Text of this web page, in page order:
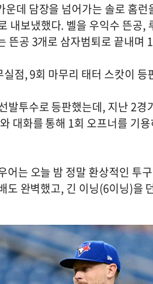
데 담장을 넘어가는 솔로 홈
내보냈했다. 벨을 우익수 뜬공,
뜬공 3개로 삼자범퇴로 끝내며
점, 9회 마무리 태터 스캇이
발투수로 등판했는데, 지난 2
대화를 통해 1회 오프너를 기
어는 오늘 밤 정말 환상적인 투
도 완벽했고, 긴 이닝(6이닝)을